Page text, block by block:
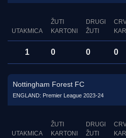
UTAKMICA
ŽUTI
KARTONI
DRUGI
ŽUTI
1 0 0 0
Nottingham Forest FC
ENGLAND: Premier League 2023-24
UTAKMICA
ŽUTI
KARTONI
DRUGI
ŽUTI